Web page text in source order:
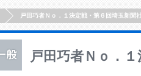
戸田巧者Ｎｏ．１決定戦・第６回埼玉新聞
戸田巧者Ｎｏ．